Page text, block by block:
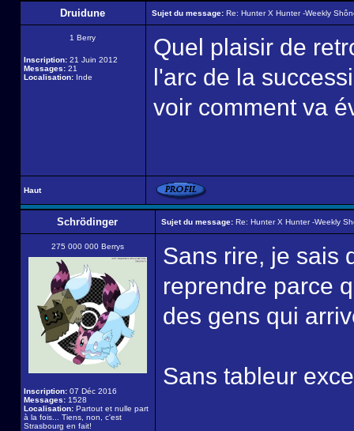
Druidune Sujet du message: Re: Hunter X Hunter -Weekly
1 Berry
Inscription: 21 Juin 2012
Messages: 21
Localisation: Inde
Quel plaisir de
l'arc de la
voir comment va
Haut
Schrödinger Sujet du message: Re: Hunter X Hunter -Weekly
275 000 000 Berrys
Inscription: 07 Déc 2016
Messages: 1528
Localisation: Partout et nulle part
à la fois... Tiens, non, c'est
Strasbourg en fait!
Sans rire, je sais
reprendre parce
des gens qui
Sans tableur